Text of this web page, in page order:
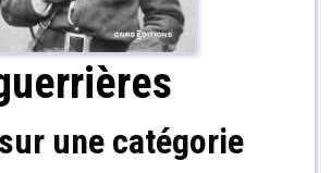
une catégorie